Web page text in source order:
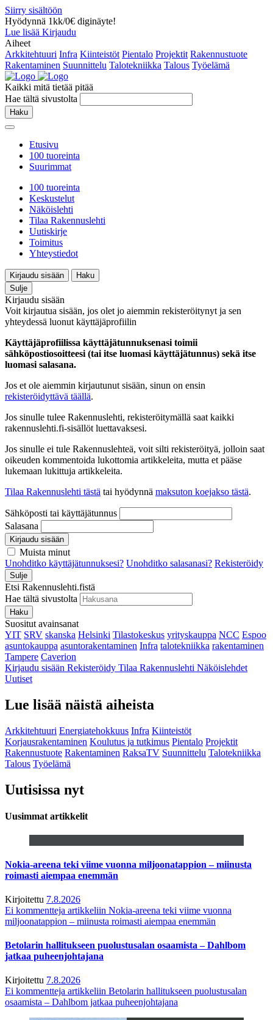
Siirry sisältöön
Hyödynnä 1kk/0€ diginäyte!
Lue lisää Kirjaudu
Aiheet
Arkkitehtuuri Infra Kiinteistöt Pientalo Projektit Rakennustuote
Rakentaminen Suunnittelu Talotekniikka Talous Työelämä
Kaikki mitä tietää pitää
Hae tältä sivustolta
Haku
Etusivu
100 tuoreinta
Suurimmat
100 tuoreinta
Keskustelut
Näköislehti
Tilaa Rakennuslehti
Uutiskirje
Toimitus
Yhteystiedot
Kirjaudu sisään
Haku
Sulje
Kirjaudu sisään
Voit kirjautua sisään, jos olet jo aiemmin rekisteröitynyt ja sen
yhteydessä luonut käyttäjäprofiilin
Käyttäjäprofiilissa käyttäjätunnuksenasi toimii
sähköpostiosoitteesi (tai itse luomasi käyttäjätunnus) sekä itse
luomasi salasana.
Jos et ole aiemmin kirjautunut sisään, sinun on ensin
rekisteröidyttävä täällä.
Jos sinulle tulee Rakennuslehti, rekisteröitymällä saat kaikki
rakennuslehti.fi-sisällöt luettavaksesi.
Jos sinulle ei tule Rakennuslehteä, voit silti rekisteröityä, jolloin saat
oikeuden kommentoida lukottomia artikkeleita, mutta et pääse
lukemaan lukittuja artikkeleita.
Tilaa Rakennuslehti tästä tai hyödynnä maksuton koejakso tästä.
Sähköposti tai käyttäjätunnus
Salasana
Kirjaudu sisään
Muista minut
Unohditko käyttäjätunnuksesi? Unohditko salasanasi? Rekisteröidy
Sulje
Etsi Rakennuslehti.fistä
Hae tältä sivustolta
Haku
Suositut avainsanat
YIT SRV skanska Helsinki Tilastokeskus yrityskauppa NCC Espoo
asuntokauppa asuntorakentaminen Infra talotekniikka rakentaminen
Tampere Caverion
Kirjaudu sisään Rekisteröidy Tilaa Rakennuslehti Näköislehdet
Uutiset
Lue lisää näistä aiheista
Arkkitehtuuri Energiatehokkuus Infra Kiinteistöt
Korjausrakentaminen Koulutus ja tutkimus Pientalo Projektit
Rakennustuote Rakentaminen RaksaTV Suunnittelu Talotekniikka
Talous Työelämä
Uutisissa nyt
Uusimmat artikkelit
Nokia-areena teki viime vuonna miljoonatappion – miinusta
roimasti aiempaa enemmän
Kirjoitettu 7.8.2026
Ei kommentteja artikkeliin Nokia-areena teki viime vuonna
miljoonatappion – miinusta roimasti aiempaa enemmän
Betolarin hallitukseen puolustusalan osaamista – Dahlbom
jatkaa puheenjohtajana
Kirjoitettu 7.8.2026
Ei kommentteja artikkeliin Betolarin hallitukseen puolustusalan
osaamista – Dahlbom jatkaa puheenjohtajana